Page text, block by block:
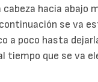
cabeza hacia abajo
se va
a poco hasta
tiempo que se va